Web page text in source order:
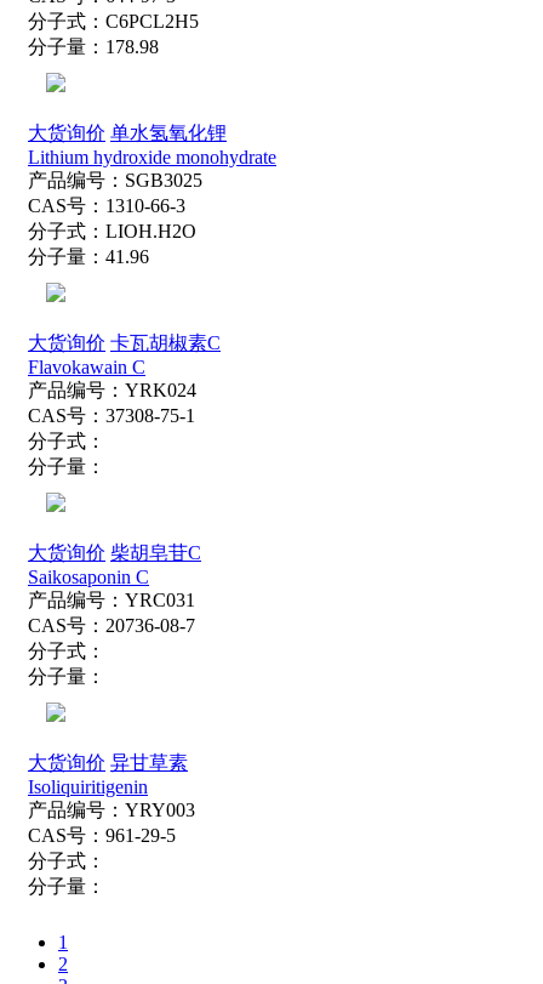
分子式： C6PCL2H5
分子量： 178.98
大货询价 单水氢氧化锂
Lithium hydroxide monohydrate
产品编号： SGB3025
CAS号： 1310-66-3
分子式： LIOH.H2O
分子量： 41.96
大货询价 卡瓦胡椒素C
Flavokawain C
产品编号： YRK024
CAS号： 37308-75-1
分子式：
分子量：
大货询价 柴胡皂苷C
Saikosaponin C
产品编号： YRC031
CAS号： 20736-08-7
分子式：
分子量：
大货询价 异甘草素
Isoliquiritigenin
产品编号： YRY003
CAS号： 961-29-5
分子式：
分子量：
1
2